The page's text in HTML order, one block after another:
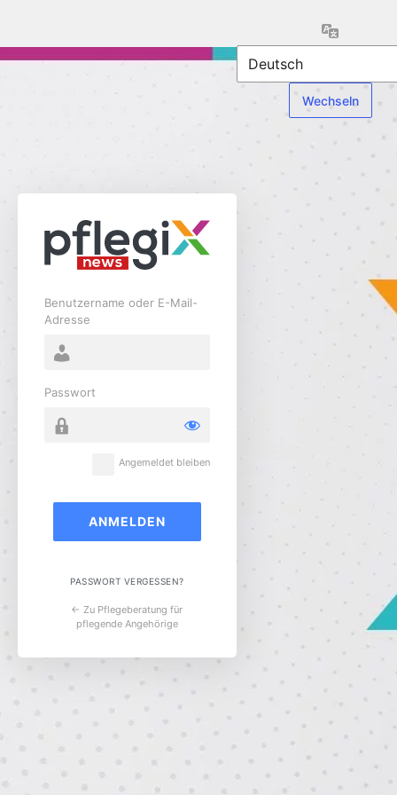
Benutzername oder E-Mail-
Adresse
Passwort
Angemeldet bleiben
PASSWORT VERGESSEN?
← Zu Pflegeberatung für
pflegende Angehörige
Sprache